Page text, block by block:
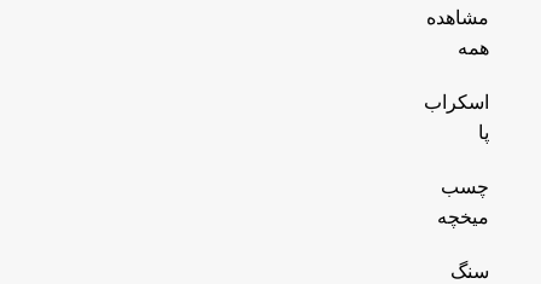
مشاهده
همه
اسکراب
پا
چسب
میخچه
سنگ